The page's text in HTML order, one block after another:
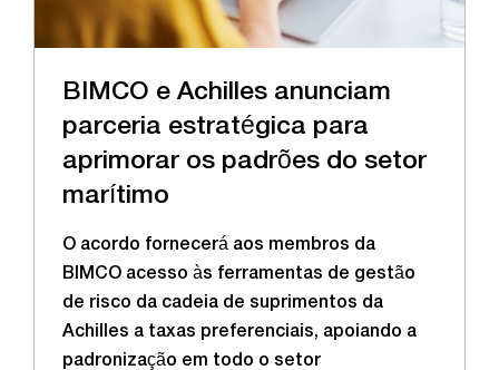
BIMCO e Achilles anunciam
parceria estratégica para
aprimorar os padrões do setor
marítimo
O acordo fornecerá aos membros da
BIMCO acesso às ferramentas de gestão
de risco da cadeia de suprimentos da
Achilles a taxas preferenciais, apoiando a
padronização em todo o setor